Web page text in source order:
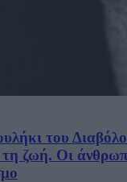
του
τη ζωή. Οι